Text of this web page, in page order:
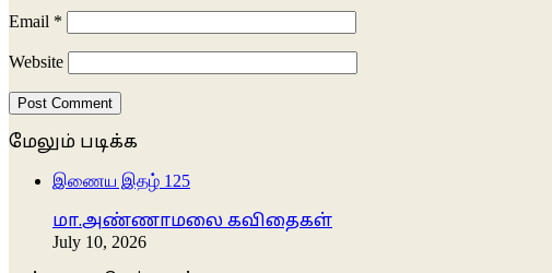
Email *
Website
மேலும் படிக்க
இணைய இதழ் 125
மா.அண்ணாமலை கவிதைகள்
July 10, 2026